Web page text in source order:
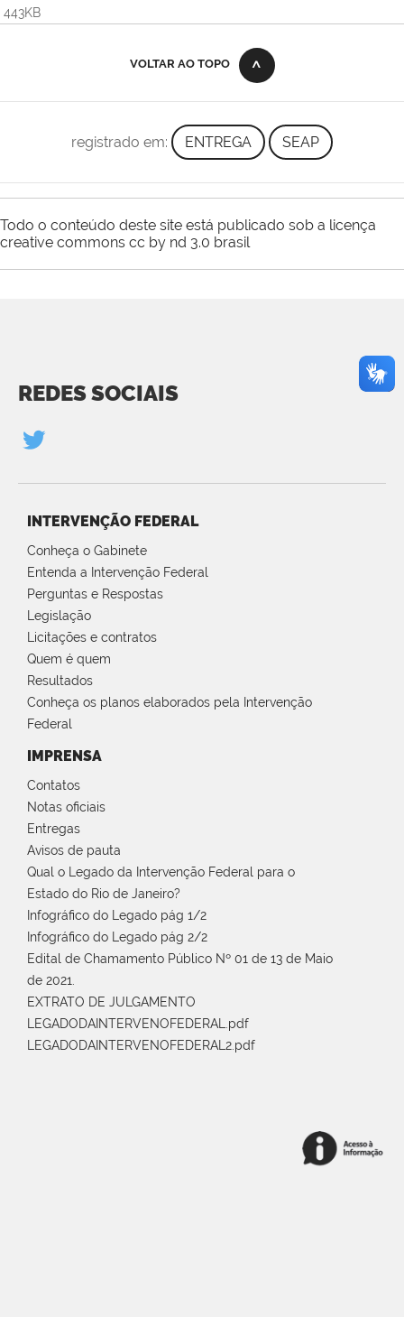
443KB
VOLTAR AO TOPO
registrado em: ENTREGA SEAP
Todo o conteúdo deste site está publicado sob a licença
creative commons cc by nd 3.0 brasil
REDES SOCIAIS
INTERVENÇÃO FEDERAL
Conheça o Gabinete
Entenda a Intervenção Federal
Perguntas e Respostas
Legislação
Licitações e contratos
Quem é quem
Resultados
Conheça os planos elaborados pela Intervenção
Federal
IMPRENSA
Contatos
Notas oficiais
Entregas
Avisos de pauta
Qual o Legado da Intervenção Federal para o
Estado do Rio de Janeiro?
Infográfico do Legado pág 1/2
Infográfico do Legado pág 2/2
Edital de Chamamento Público Nº 01 de 13 de Maio
de 2021.
EXTRATO DE JULGAMENTO
LEGADODAINTERVENOFEDERAL.pdf
LEGADODAINTERVENOFEDERAL2.pdf